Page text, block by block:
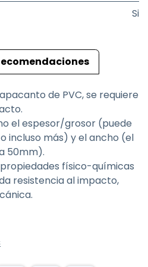
Si
de PVC, se requiere
el espesor/grosor (puede
incluso más) y el ancho (el
50mm).
físico-químicas
resistencia al impacto,